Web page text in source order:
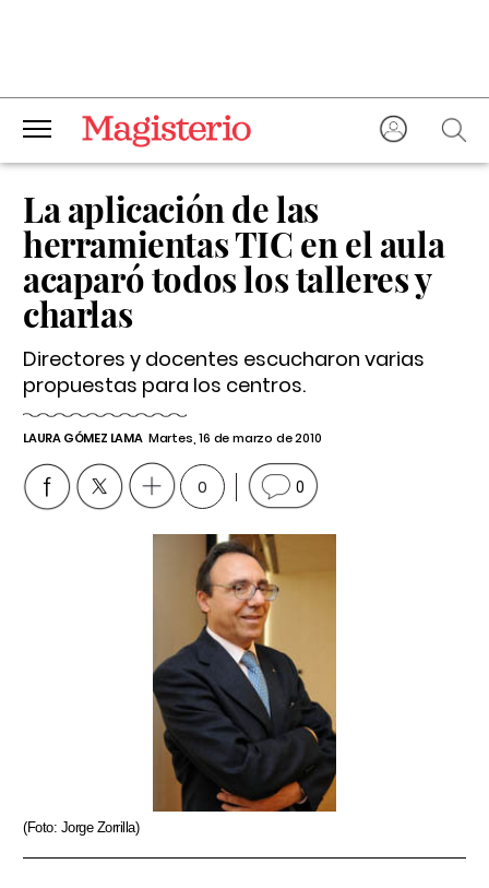
La aplicación de las
herramientas TIC en el aula
acaparó todos los talleres y
charlas
Directores y docentes escucharon varias
propuestas para los centros.
LAURA GÓMEZ LAMA Martes, 16 de marzo de 2010
0 0
(Foto: Jorge Zorrilla)